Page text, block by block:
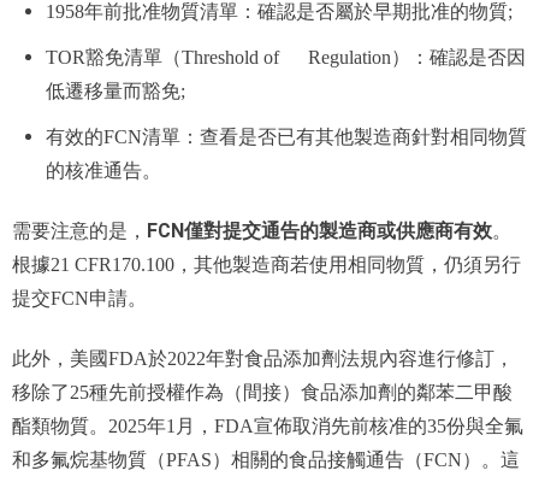
1958年前批准物質清單：確認是否屬於早期批准的物質;
TOR豁免清單（Threshold of Regulation）：確認是否因
低遷移量而豁免;
有效的FCN清單：查看是否已有其他製造商針對相同物質
的核准通告。
需要注意的是， FCN僅對提交通告的製造商或供應商有效。
根據21 CFR170.100，其他製造商若使用相同物質，仍須另行
提交FCN申請。
此外，美國FDA於2022年對食品添加劑法規內容進行修訂，
移除了25種先前授權作為（間接）食品添加劑的鄰苯二甲酸
酯類物質。2025年1月，FDA宣佈取消先前核准的35份與全氟
和多氟烷基物質（PFAS）相關的食品接觸通告（FCN）。這